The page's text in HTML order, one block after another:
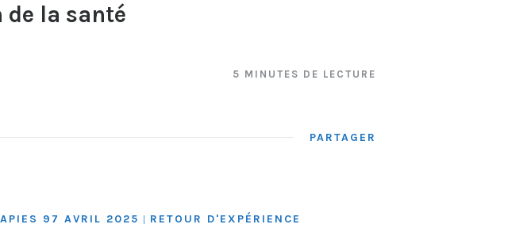
la santé
5 MINUTES DE LECTURE
PARTAGER
97 AVRIL 2025 | RETOUR D'EXPÉRIENCE